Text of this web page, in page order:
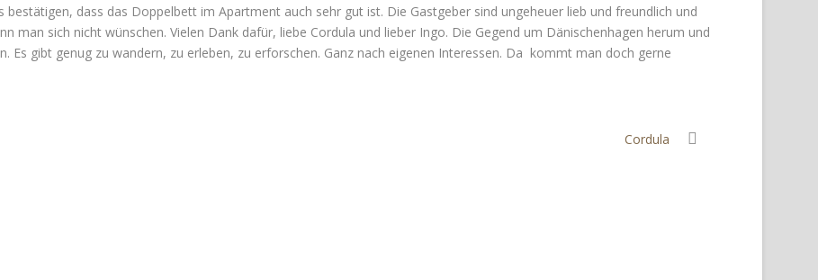
bestätigen, dass das Doppelbett im Apartment auch sehr gut ist. Die Gastgeber sind ungeheuer lieb und freundlich und
man sich nicht wünschen. Vielen Dank dafür, liebe Cordula und lieber Ingo. Die Gegend um Dänischenhagen herum und
Es gibt genug zu wandern, zu erleben, zu erforschen. Ganz nach eigenen Interessen. Da kommt man doch gerne
Cordula